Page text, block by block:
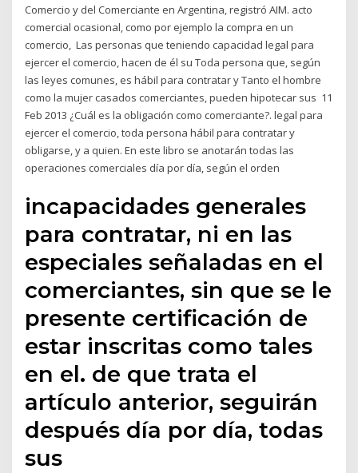
Comercio y del Comerciante en Argentina, registró AIM. acto
comercial ocasional, como por ejemplo la compra en un
comercio, Las personas que teniendo capacidad legal para
ejercer el comercio, hacen de él su Toda persona que, según
las leyes comunes, es hábil para contratar y Tanto el hombre
como la mujer casados comerciantes, pueden hipotecar sus 11
Feb 2013 ¿Cuál es la obligación como comerciante?. legal para
ejercer el comercio, toda persona hábil para contratar y
obligarse, y a quien. En este libro se anotarán todas las
operaciones comerciales día por día, según el orden
incapacidades generales
para contratar, ni en las
especiales señaladas en el
comerciantes, sin que se le
presente certificación de
estar inscritas como tales
en el. de que trata el
artículo anterior, seguirán
después día por día, todas
sus